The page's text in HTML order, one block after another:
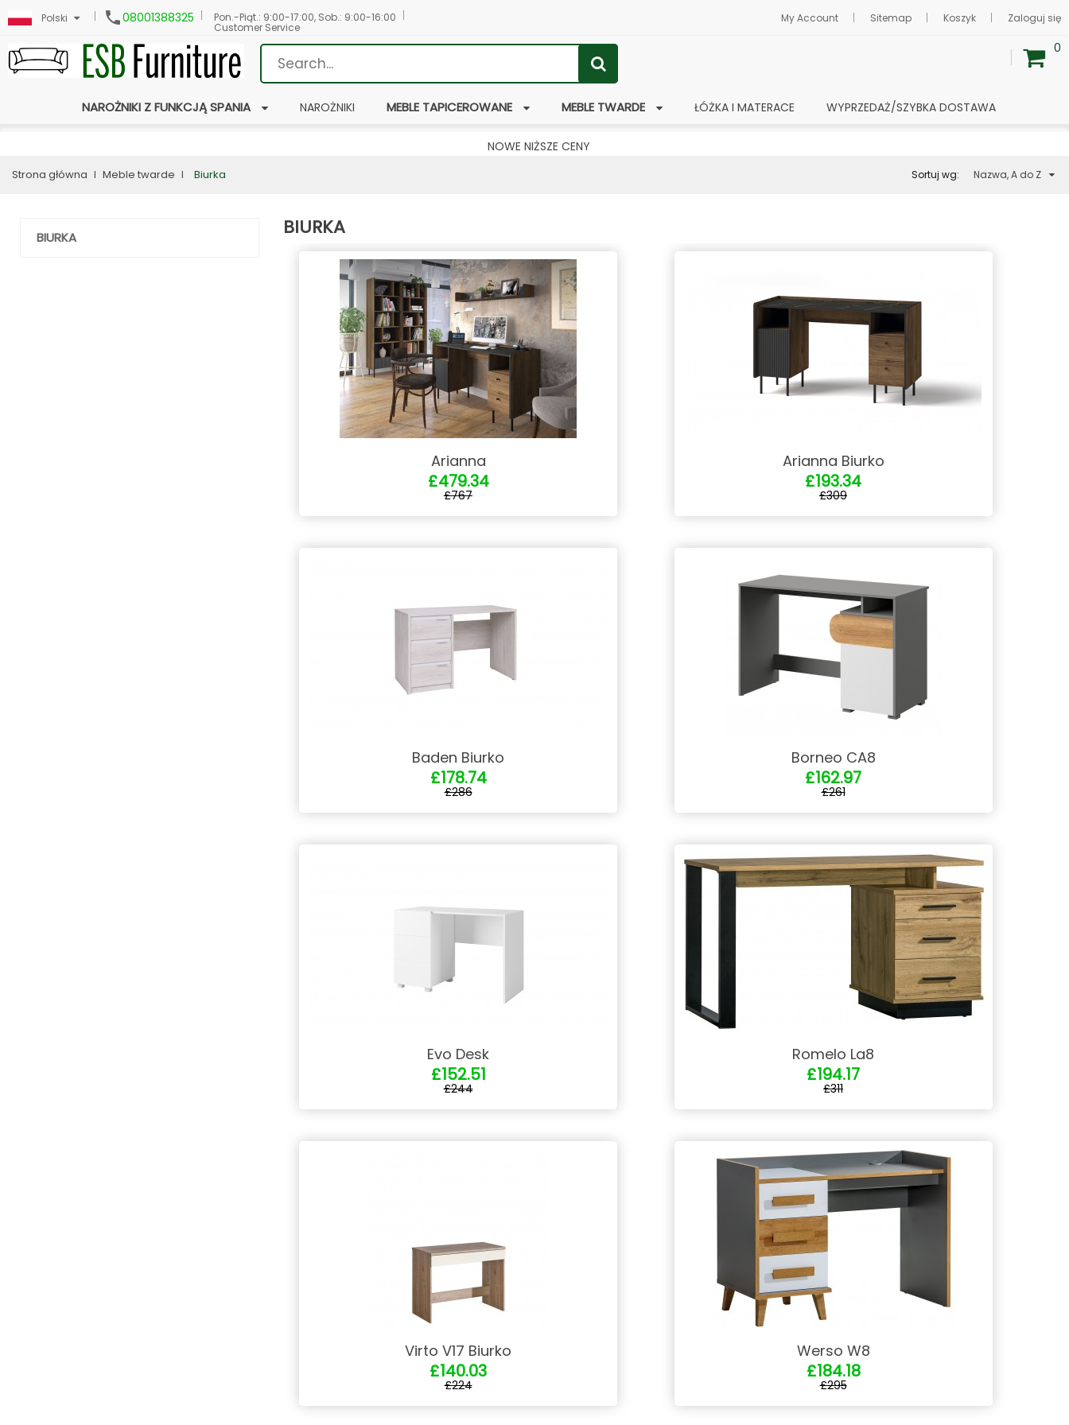
Polski 08001388325 Pon.-Piąt.: 9:00-17:00, Sob.: 9:00-16:00
Customer Service
My Account Sitemap Koszyk Zaloguj się
0
NAROŻNIKI Z FUNKCJĄ SPANIA NAROŻNIKI MEBLE TAPICEROWANE MEBLE TWARDE ŁÓŻKA I MATERACE WYPRZEDAŻ/SZYBKA DOSTAWA
NOWE NIŻSZE CENY
Sortuj wg: Nazwa, A do Z
Strona główna Meble twarde Biurka
BIURKA BIURKA
Arianna
£479.34
£767
Arianna Biurko
£193.34
£309
Baden Biurko
£178.74
£286
Borneo CA8
£162.97
£261
Evo Desk
£152.51
£244
Romelo La8
£194.17
£311
Virto V17 Biurko
£140.03
£224
Werso W8
£184.18
£295